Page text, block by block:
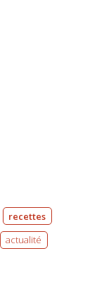
recettes
actualité